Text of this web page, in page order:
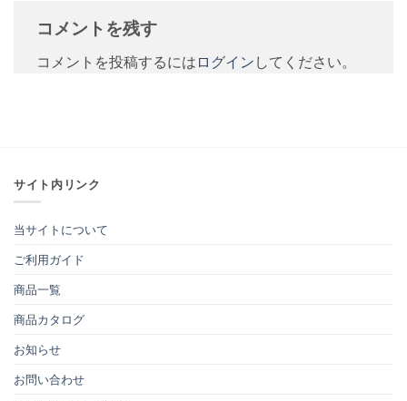
コメントを残す
コメントを投稿するには ログイン してください。
サイト内リンク
当サイトについて
ご利用ガイド
商品一覧
商品カタログ
お知らせ
お問い合わせ